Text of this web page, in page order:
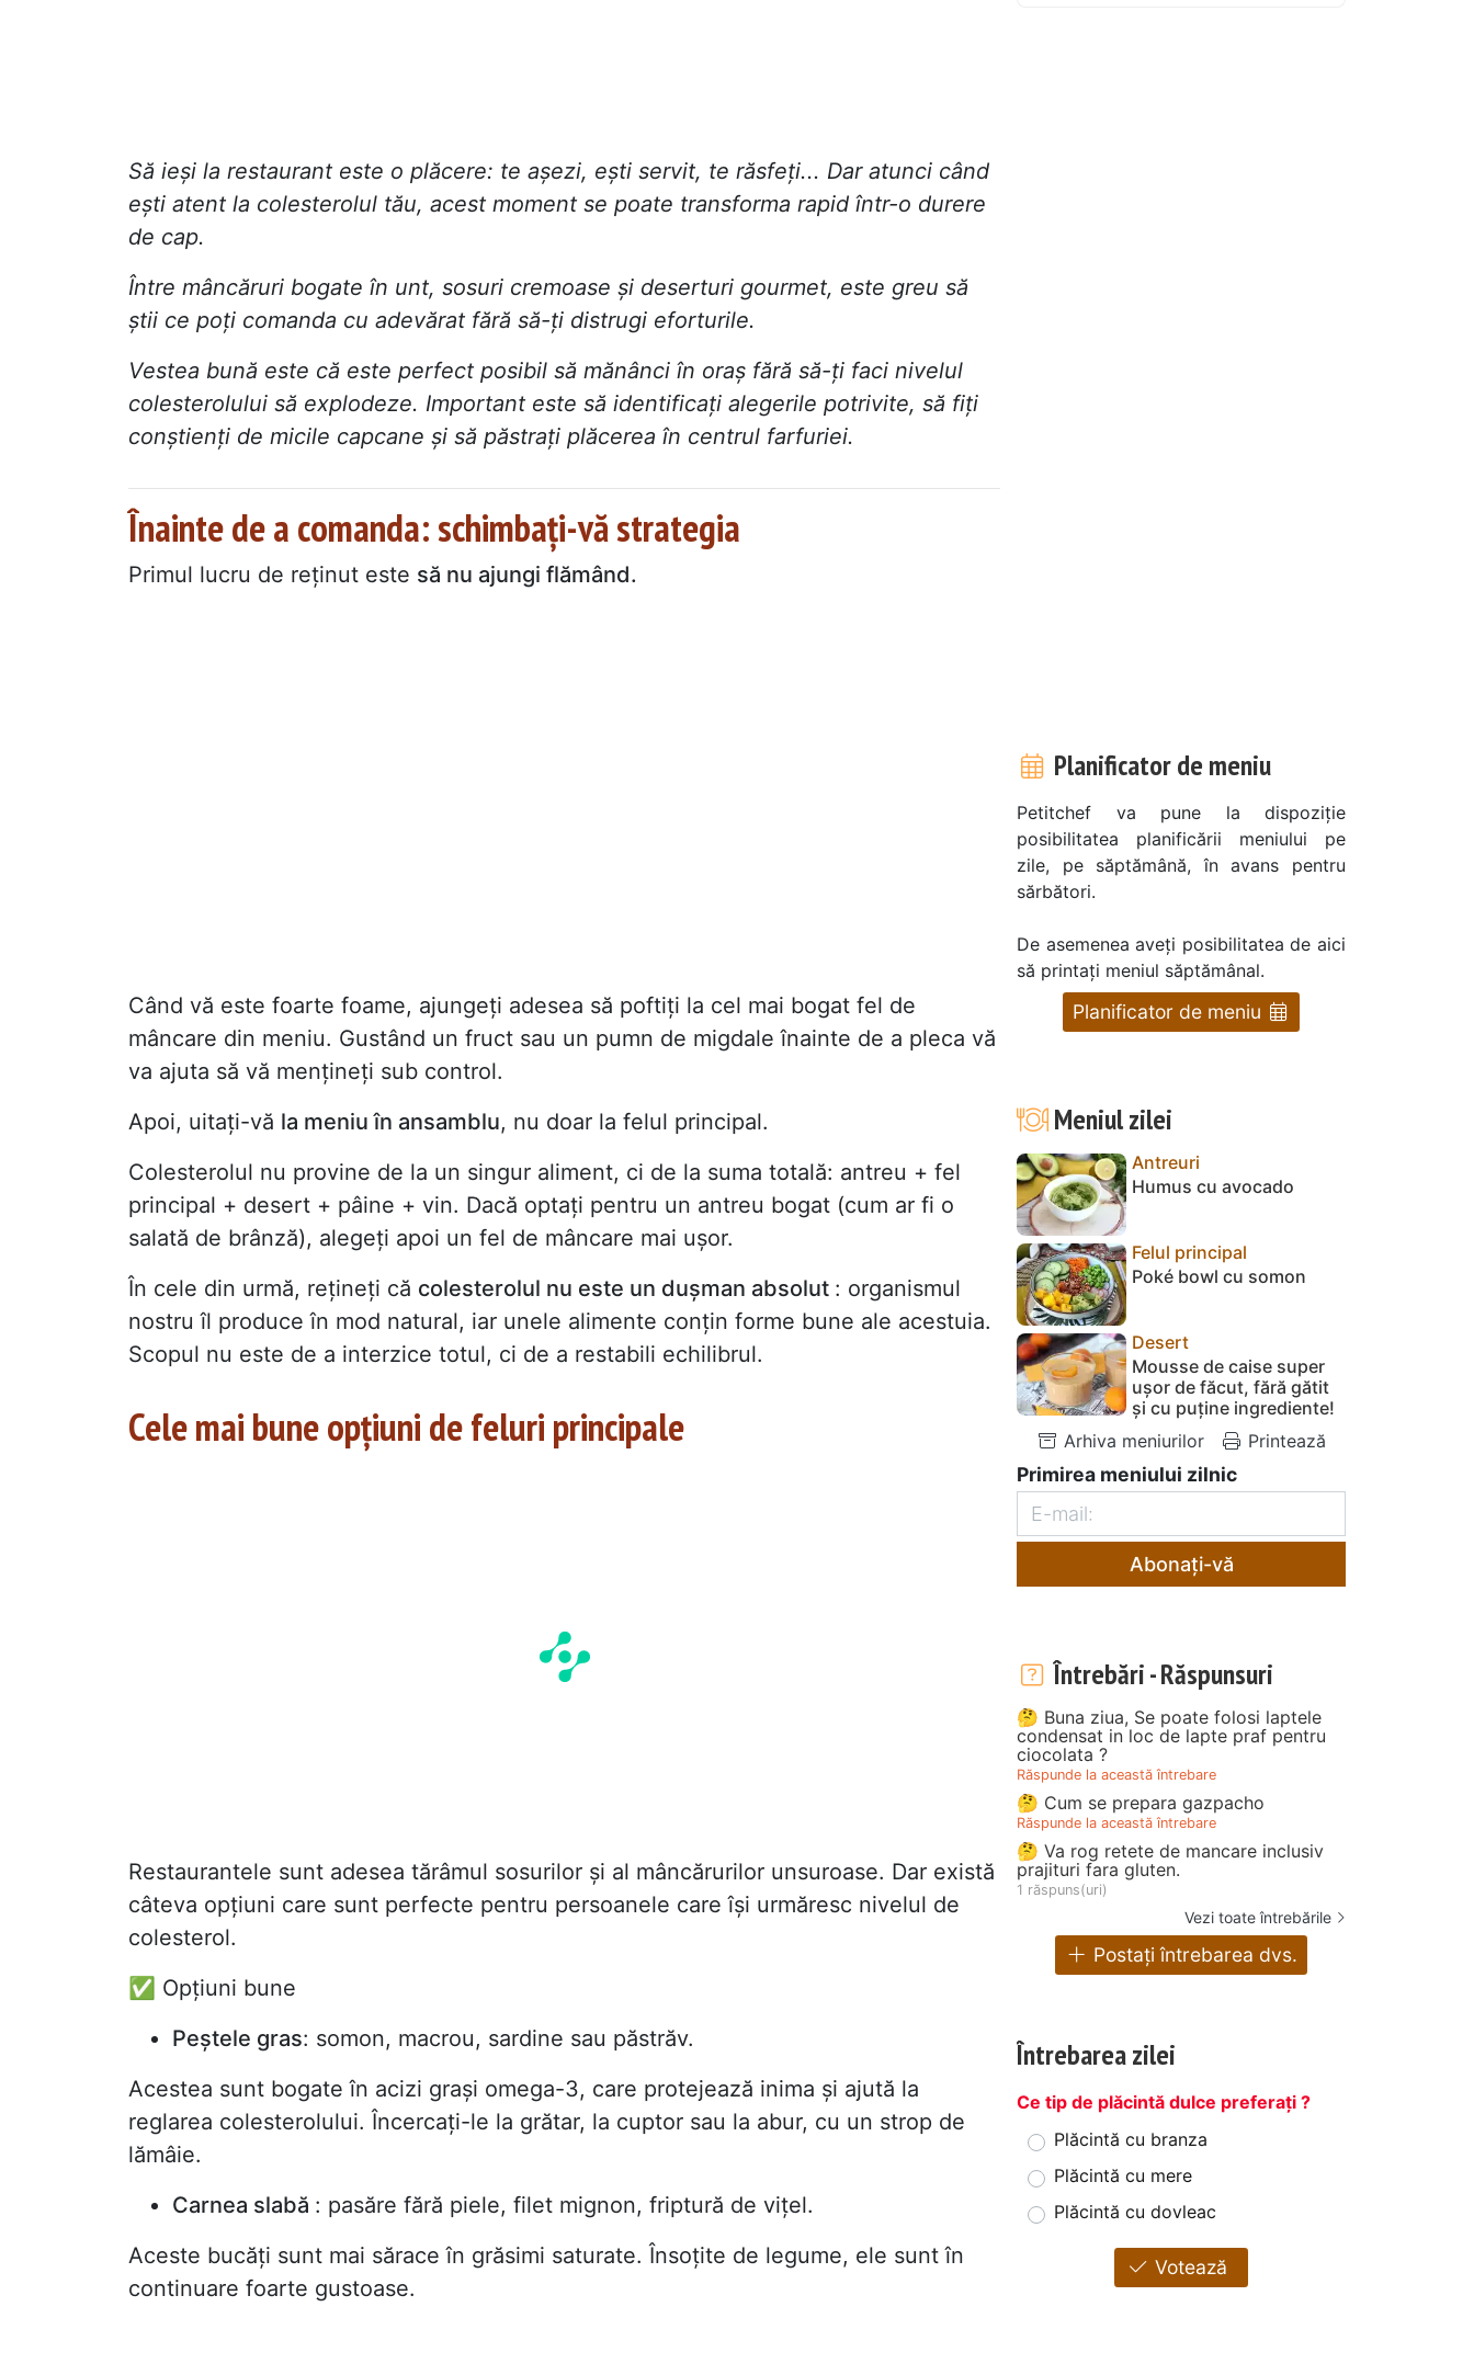
Să ieși la restaurant este o plăcere: te așezi, ești servit, te răsfeți... Dar atunci când
ești atent la colesterolul tău, acest moment se poate transforma rapid într-o durere
de cap.
Între mâncăruri bogate în unt, sosuri cremoase și deserturi gourmet, este greu să
știi ce poți comanda cu adevărat fără să-ți distrugi eforturile.
Vestea bună este că este perfect posibil să mănânci în oraș fără să-ți faci nivelul
colesterolului să explodeze. Important este să identificați alegerile potrivite, să fiți
conștienți de micile capcane și să păstrați plăcerea în centrul farfuriei.
Înainte de a comanda: schimbați-vă strategia
Primul lucru de reținut este să nu ajungi flămând.
Când vă este foarte foame, ajungeți adesea să poftiți la cel mai bogat fel de
mâncare din meniu. Gustând un fruct sau un pumn de migdale înainte de a pleca vă
va ajuta să vă mențineți sub control.
Apoi, uitați-vă la meniu în ansamblu, nu doar la felul principal.
Colesterolul nu provine de la un singur aliment, ci de la suma totală: antreu + fel
principal + desert + pâine + vin. Dacă optați pentru un antreu bogat (cum ar fi o
salată de brânză), alegeți apoi un fel de mâncare mai ușor.
În cele din urmă, rețineți că colesterolul nu este un dușman absolut : organismul
nostru îl produce în mod natural, iar unele alimente conțin forme bune ale acestuia.
Scopul nu este de a interzice totul, ci de a restabili echilibrul.
Cele mai bune opțiuni de feluri principale
Restaurantele sunt adesea tărâmul sosurilor și al mâncărurilor unsuroase. Dar există
câteva opțiuni care sunt perfecte pentru persoanele care își urmăresc nivelul de
colesterol.
✅ Opțiuni bune
Peștele gras: somon, macrou, sardine sau păstrăv.
Acestea sunt bogate în acizi grași omega-3, care protejează inima și ajută la
reglarea colesterolului. Încercați-le la grătar, la cuptor sau la abur, cu un strop de
lămâie.
Carnea slabă : pasăre fără piele, filet mignon, friptură de vițel.
Aceste bucăți sunt mai sărace în grăsimi saturate. Însoțite de legume, ele sunt în
continuare foarte gustoase.
Planificator de meniu
Petitchef va pune la dispoziție
posibilitatea planificării meniului pe
zile, pe săptămână, în avans pentru
sărbători.
De asemenea aveți posibilitatea de aici
să printați meniul săptămânal.
Planificator de meniu
Meniul zilei
Antreuri
Humus cu avocado
Felul principal
Poké bowl cu somon
Desert
Mousse de caise super
ușor de făcut, fără gătit
și cu puține ingrediente!
Arhiva meniurilor
Printează
Primirea meniului zilnic
Abonați-vă
Întrebări - Răspunsuri
🤔 Buna ziua, Se poate folosi laptele
condensat in loc de lapte praf pentru
ciocolata ?
Răspunde la această întrebare
🤔 Cum se prepara gazpacho
Răspunde la această întrebare
🤔 Va rog retete de mancare inclusiv
prajituri fara gluten.
1 răspuns(uri)
Vezi toate întrebările
Postați întrebarea dvs.
Întrebarea zilei
Ce tip de plăcintă dulce preferați ?
Plăcintă cu branza
Plăcintă cu mere
Plăcintă cu dovleac
Votează